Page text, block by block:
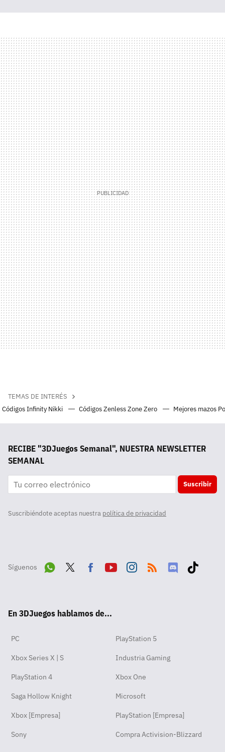
TEMAS DE INTERÉS
Códigos Infinity Nikki
Códigos Zenless Zone Zero Mejores mazos
RECIBE "3DJuegos Semanal", NUESTRA NEWSLETTER
SEMANAL
Suscribir
Suscribiéndote aceptas nuestra política de privacidad
Síguenos
pp
ok
En 3DJuegos hablamos de...
PC PlayStation 5
Xbox Series X | S Industria Gaming
PlayStation 4 Xbox One
Saga Hollow Knight Microsoft
Xbox [Empresa] PlayStation [Empresa]
Sony Compra Activision-Blizzard